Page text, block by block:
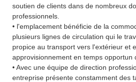
soutien de clients dans de nombreux
professionnels.
• l'emplacement bénéficie de la
plusieurs lignes de circulation qui le
propice au transport vers l'extérieur et
approvisionnement en temps opportun
• Avec une équipe de direction
entreprise présente constamment des